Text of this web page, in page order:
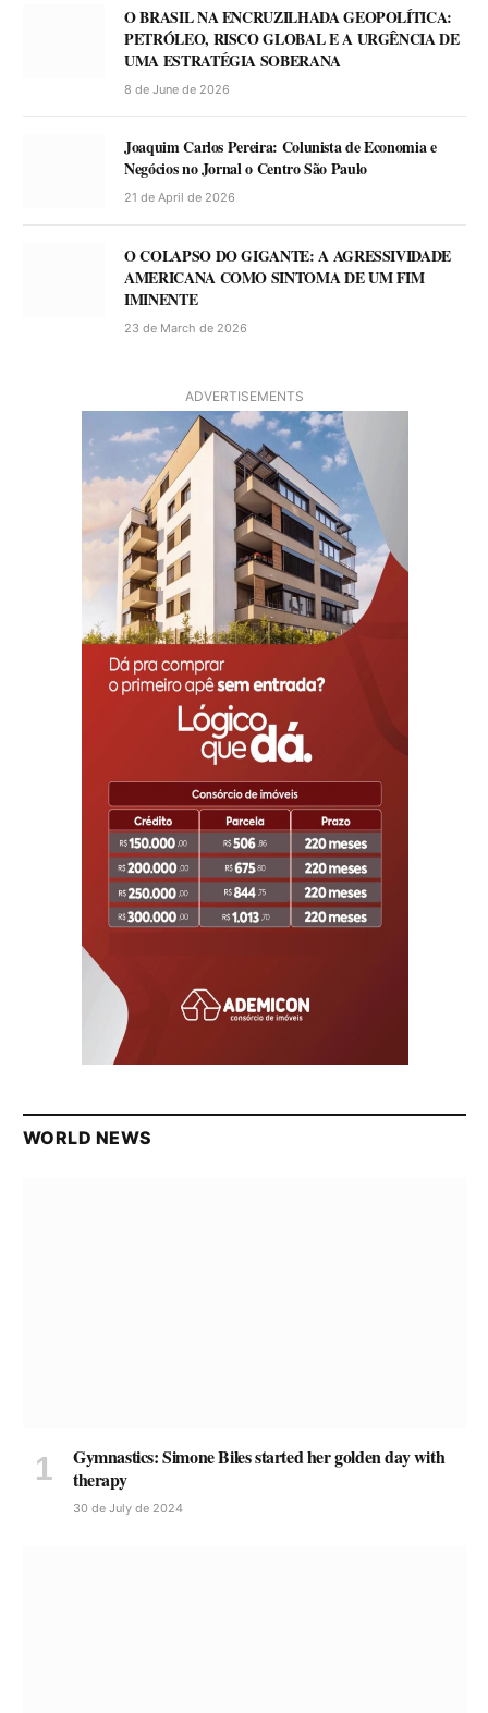
O BRASIL NA ENCRUZILHADA GEOPOLÍTICA:
PETRÓLEO, RISCO GLOBAL E A URGÊNCIA DE
UMA ESTRATÉGIA SOBERANA
8 de June de 2026
Joaquim Carlos Pereira: Colunista de Economia e
Negócios no Jornal o Centro São Paulo
21 de April de 2026
O COLAPSO DO GIGANTE: A AGRESSIVIDADE
AMERICANA COMO SINTOMA DE UM FIM
IMINENTE
23 de March de 2026
ADVERTISEMENTS
WORLD NEWS
Gymnastics: Simone Biles started her golden day with
therapy
30 de July de 2024